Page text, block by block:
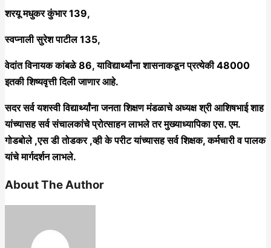
शरयू मधुकर कुंभार 139,
स्वप्नाली सुरेश पाटील 135,
वेदांत विनायक कांबळे 86, याविद्यार्थ्यांना शासनाकडून प्रत्येकी 48000
इतकी शिष्यवृत्ती दिली जाणार आहे.
सदर सर्व यशस्वी विद्यार्थ्यांना जनता शिक्षण मंडळाचे अध्यक्ष श्री आशिषभाई शाह
यांच्यासह सर्व संचालकांचे प्रोत्साहन लाभले तर मुख्याध्यापिका एस. एम.
गोडबोले ,एस डी तोडकर ,व्ही के परीट यांच्यासह सर्व शिक्षक, कर्मचारी व पालक
यांचे मार्गदर्शन लाभले.
About The Author